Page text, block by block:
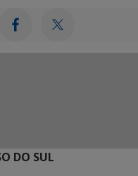
DO SUL